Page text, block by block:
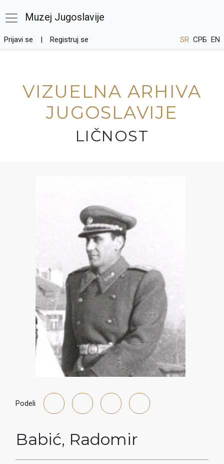
Muzej Jugoslavije
Prijavi se Registruj se SR СРБ EN
VIZUELNA ARHIVA
JUGOSLAVIJE
LIČNOST
Podeli
Babić, Radomir